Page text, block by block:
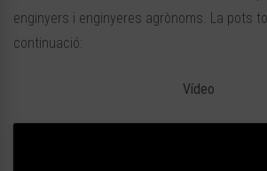
enginyers i enginyeres agrònoms. La pots
continuació:
Vídeo